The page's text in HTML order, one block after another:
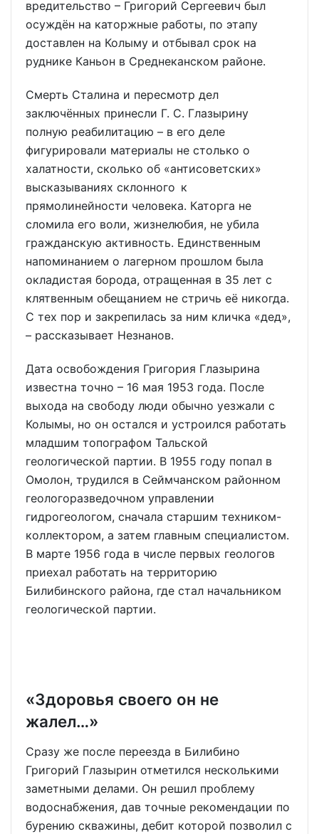
вредительство – Григорий Сергеевич был
осуждён на каторжные работы, по этапу
доставлен на Колыму и отбывал срок на
руднике Каньон в Среднеканском районе.
Смерть Сталина и пересмотр дел
заключённых принесли Г. С. Глазырину
полную реабилитацию – в его деле
фигурировали материалы не столько о
халатности, сколько об «антисоветских»
высказываниях склонного к
прямолинейности человека. Каторга не
сломила его воли, жизнелюбия, не убила
гражданскую активность. Единственным
напоминанием о лагерном прошлом была
окладистая борода, отращенная в 35 лет с
клятвенным обещанием не стричь её никогда.
С тех пор и закрепилась за ним кличка «дед»,
– рассказывает Незнанов.
Дата освобождения Григория Глазырина
известна точно – 16 мая 1953 года. После
выхода на свободу люди обычно уезжали с
Колымы, но он остался и устроился работать
младшим топографом Тальской
геологической партии. В 1955 году попал в
Омолон, трудился в Сеймчанском районном
геологоразведочном управлении
гидрогеологом, сначала старшим техником-
коллектором, а затем главным специалистом.
В марте 1956 года в числе первых геологов
приехал работать на территорию
Билибинского района, где стал начальником
геологической партии.
«Здоровья своего он не
жалел…»
Сразу же после переезда в Билибино
Григорий Глазырин отметился несколькими
заметными делами. Он решил проблему
водоснабжения, дав точные рекомендации по
бурению скважины, дебит которой позволил с